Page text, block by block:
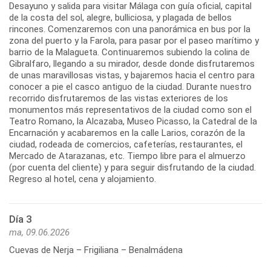
Desayuno y salida para visitar Málaga con guía oficial, capital
de la costa del sol, alegre, bulliciosa, y plagada de bellos
rincones. Comenzaremos con una panorámica en bus por la
zona del puerto y la Farola, para pasar por el paseo marítimo y
barrio de la Malagueta. Continuaremos subiendo la colina de
Gibralfaro, llegando a su mirador, desde donde disfrutaremos
de unas maravillosas vistas, y bajaremos hacia el centro para
conocer a pie el casco antiguo de la ciudad. Durante nuestro
recorrido disfrutaremos de las vistas exteriores de los
monumentos más representativos de la ciudad como son el
Teatro Romano, la Alcazaba, Museo Picasso, la Catedral de la
Encarnación y acabaremos en la calle Larios, corazón de la
ciudad, rodeada de comercios, cafeterías, restaurantes, el
Mercado de Atarazanas, etc. Tiempo libre para el almuerzo
(por cuenta del cliente) y para seguir disfrutando de la ciudad.
Regreso al hotel, cena y alojamiento.
Día 3
ma, 09.06.2026
Cuevas de Nerja – Frigiliana – Benalmádena